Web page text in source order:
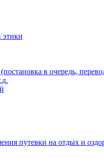
этики
в очередь,
путевки на отдых и